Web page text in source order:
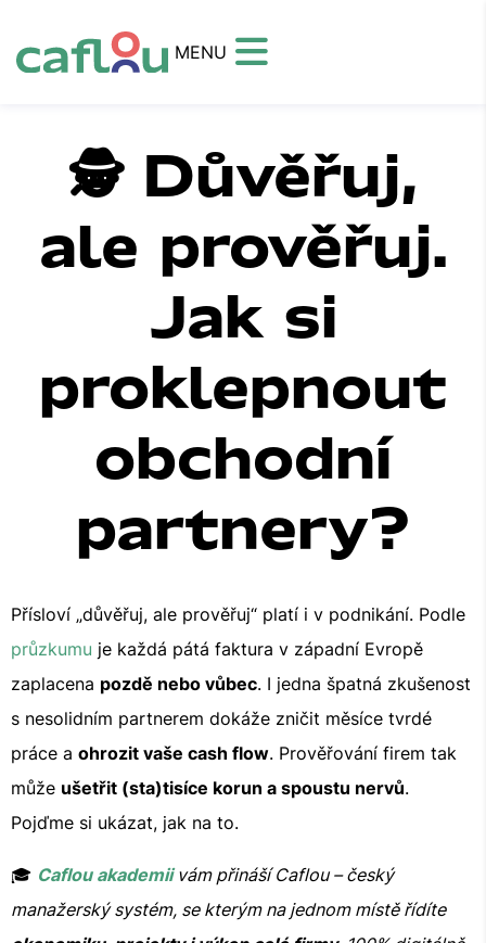
MENU
🕵️ Důvěřuj,
ale prověřuj.
Jak si
proklepnout
obchodní
partnery?
Přísloví „důvěřuj, ale prověřuj“ platí i v podnikání. Podle
průzkumu je každá pátá faktura v západní Evropě
zaplacena pozdě nebo vůbec. I jedna špatná zkušenost
s nesolidním partnerem dokáže zničit měsíce tvrdé
práce a ohrozit vaše cash flow. Prověřování firem tak
může ušetřit (sta)tisíce korun a spoustu nervů.
Pojďme si ukázat, jak na to.
🎓 Caflou akademiivám přináší Caflou – český
manažerský systém, se kterým na jednom místě řídíte